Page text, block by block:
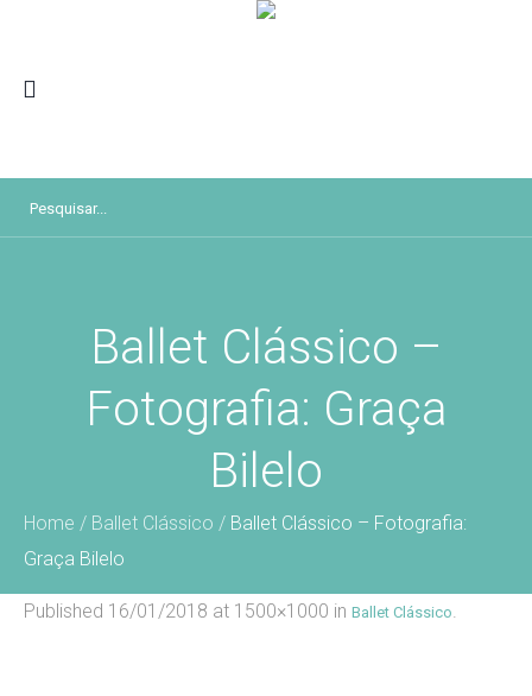
Ballet Clássico –
Fotografia: Graça
Bilelo
Home / Ballet Clássico / Ballet Clássico – Fotografia:
Graça Bilelo
Published 16/01/2018 at 1500×1000 in Ballet Clássico.